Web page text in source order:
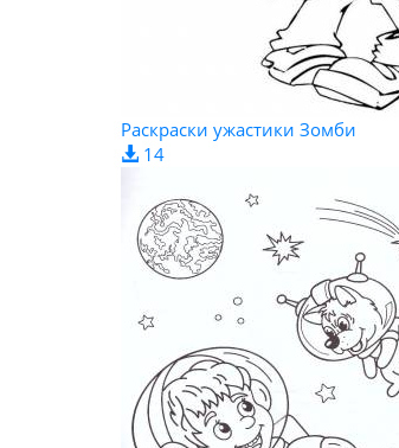
Раскраски ужастики Зомби
14